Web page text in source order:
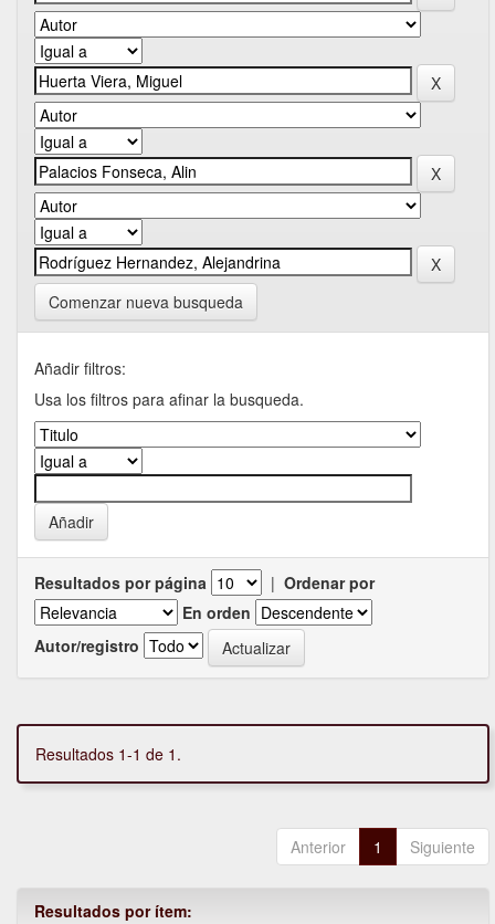
Comenzar nueva busqueda
Añadir filtros:
Usa los filtros para afinar la busqueda.
Resultados por página | Ordenar por
En orden
Autor/registro
Resultados 1-1 de 1.
Anterior 1 Siguiente
Resultados por ítem: